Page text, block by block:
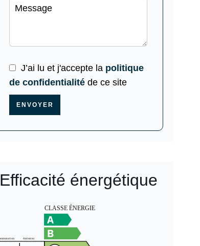
J’ai lu et j'accepte la politique
de confidentialité de ce site
ENVOYER
Efficacité énergétique